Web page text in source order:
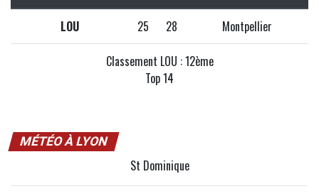
LOU 25 28 Montpellier
Classement LOU : 12ème
Top 14
MÉTÉO À LYON
St Dominique